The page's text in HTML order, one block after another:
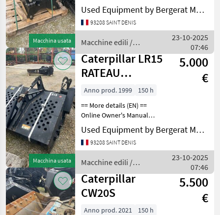
Mostra
tutti
14
MARKETPLACE
Marketplace
Offerte dei
rivenditori
Annunci
Macchina usata
Macchine edili Benne e
cucchiai
Used Equipment by Bergerat Monnoyeur
93208 SAINT DENIS
Macchine edili /
Caterpillar
23-10-2025
07:46
Macchina usata
Caterpillar LR15
RATEAU
PAYSAGE
5.000
€
Anno prod. 1999
150 h
== More details (EN) ==
Online Owner's Manual
Macchine edili Benne e
cucchiai
Used Equipment by Bergerat Monnoyeur
93208 SAINT DENIS
Macchine edili /
Caterpillar
23-10-2025
07:46
Caterpillar
CW20S
5.500
€
Anno prod. 2021
150 h